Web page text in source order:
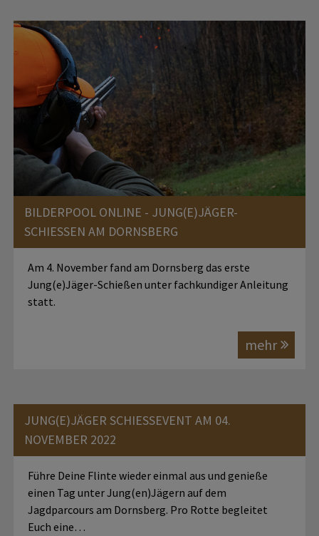
BILDERPOOL ONLINE - JUNG(E)JÄGER-
SCHIESSEN AM DORNSBERG
Am 4. November fand am Dornsberg das erste
Jung(e)Jäger-Schießen unter fachkundiger Anleitung
statt.
mehr
JUNG(E)JÄGER SCHIESSEVENT AM 04. N
OVEMBER 2022
Führe Deine Flinte wieder einmal aus und genieße
einen Tag unter Jung(en)Jägern auf dem
Jagdparcours am Dornsberg. Pro Rotte begleitet
Euch eine…